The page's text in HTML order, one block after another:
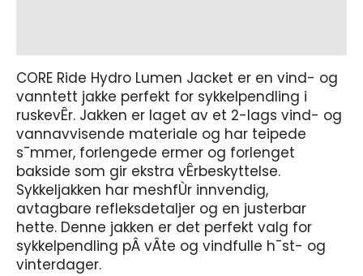
CORE Ride Hydro Lumen Jacket er en vind- og
vanntett jakke perfekt for sykkelpendling i
ruskevÊr. Jakken er laget av et 2-lags vind- og
vannavvisende materiale og har teipede
s¯mmer, forlengede ermer og forlenget
bakside som gir ekstra vÊrbeskyttelse.
Sykkeljakken har meshfÙr innvendig,
avtagbare refleksdetaljer og en justerbar
hette. Denne jakken er det perfekt valg for
sykkelpendling pÂ vÂte og vindfulle h¯st- og
vinterdager.